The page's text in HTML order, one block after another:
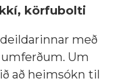
körfubolti
með
Um
að heimsókn til